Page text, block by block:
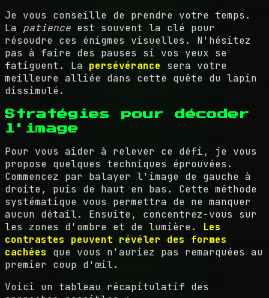
Je vous conseille de prendre votre temps.
La patience est souvent la clé pour
résoudre ces énigmes visuelles. N'hésitez
pas à faire des pauses si vos yeux se
fatiguent. La persévérance sera votre
meilleure alliée dans cette quête du lapin
dissimulé.
Stratégies pour décoder
l'image
Pour vous aider à relever ce défi, je vous
propose quelques techniques éprouvées.
Commencez par balayer l'image de gauche à
droite, puis de haut en bas. Cette méthode
systématique vous permettra de ne manquer
aucun détail. Ensuite, concentrez-vous sur
les zones d'ombre et de lumière. Les
contrastes peuvent révéler des formes
cachées que vous n'auriez pas remarquées au
premier coup d'œil.
Voici un tableau récapitulatif des